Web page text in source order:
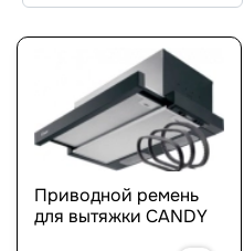
Приводной ремень
для вытяжки CANDY